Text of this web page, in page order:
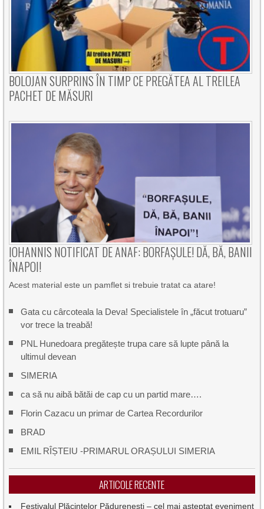
BOLOJAN SURPRINS ÎN TIMP CE PREGĂTEA AL TREILEA
PACHET DE MĂSURI
IOHANNIS NOTIFICAT DE ANAF: BORFAȘULE! DĂ, BĂ, BANII
ÎNAPOI!
Acest material este un pamflet si trebuie tratat ca atare!
Gata cu cârcoteala la Deva! Specialistele în „făcut trotuaru”
vor trece la treabă!
PNL Hunedoara pregătește trupa care să lupte până la
ultimul devean
SIMERIA
ca să nu aibă bătăi de cap cu un partid mare….
Florin Cazacu un primar de Cartea Recordurilor
BRAD
EMIL RÎȘTEIU -PRIMARUL ORAȘULUI SIMERIA
ARTICOLE RECENTE
Festivalul Plăcintelor Pădurenești – cel mai așteptat eveniment